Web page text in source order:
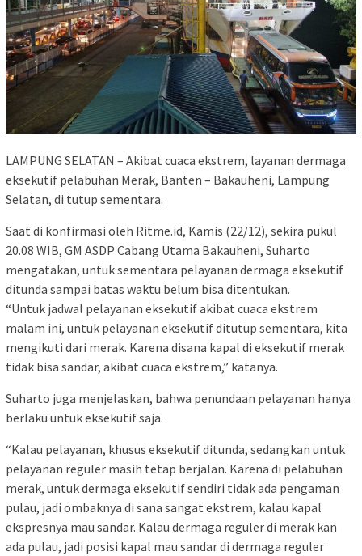
LAMPUNG SELATAN – Akibat cuaca ekstrem, layanan dermaga
eksekutif pelabuhan Merak, Banten – Bakauheni, Lampung
Selatan, di tutup sementara.
Saat di konfirmasi oleh Ritme.id, Kamis (22/12), sekira pukul
20.08 WIB, GM ASDP Cabang Utama Bakauheni, Suharto
mengatakan, untuk sementara pelayanan dermaga eksekutif
ditunda sampai batas waktu belum bisa ditentukan.
“Untuk jadwal pelayanan eksekutif akibat cuaca ekstrem
malam ini, untuk pelayanan eksekutif ditutup sementara, kita
mengikuti dari merak. Karena disana kapal di eksekutif merak
tidak bisa sandar, akibat cuaca ekstrem,” katanya.
Suharto juga menjelaskan, bahwa penundaan pelayanan hanya
berlaku untuk eksekutif saja.
“Kalau pelayanan, khusus eksekutif ditunda, sedangkan untuk
pelayanan reguler masih tetap berjalan. Karena di pelabuhan
merak, untuk dermaga eksekutif sendiri tidak ada pengaman
pulau, jadi ombaknya di sana sangat ekstrem, kalau kapal
ekspresnya mau sandar. Kalau dermaga reguler di merak kan
ada pulau, jadi posisi kapal mau sandar di dermaga reguler